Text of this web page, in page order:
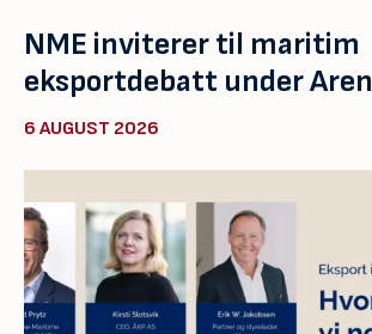
NME inviterer til maritim
eksportdebatt under
6 AUGUST 2026